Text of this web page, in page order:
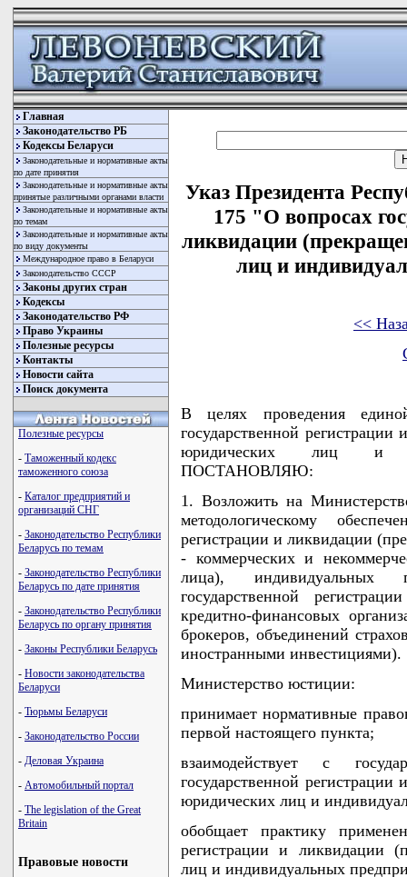
Главная
Законодательство РБ
Кодексы Беларуси
Законодательные и нормативные акты
по дате принятия
Законодательные и нормативные акты
принятые различными органами власти
Законодательные и нормативные акты
по темам
Законодательные и нормативные акты
по виду документы
Международное право в Беларуси
Законодательство СССР
Законы других стран
Кодексы
Законодательство РФ
Право Украины
Полезные ресурсы
Контакты
Новости сайта
Поиск документа
Полезные ресурсы
- Таможенный кодекс
таможенного союза
- Каталог предприятий и
организаций СНГ
- Законодательство Республики
Беларусь по темам
- Законодательство Республики
Беларусь по дате принятия
- Законодательство Республики
Беларусь по органу принятия
- Законы Республики Беларусь
- Новости законодательства
Беларуси
- Тюрьмы Беларуси
- Законодательство России
- Деловая Украина
- Автомобильный портал
- The legislation of the Great
Britain
Правовые новости
Указ Президента
175 "О вопросах
ликвидации
лиц и
<<
В целях проведения
государственной
юридических лиц и
ПОСТАНОВЛЯЮ:
1. Возложить на
методологическому
регистрации и ликвидации
- коммерческих и
лица), индивидуальных
государственной
кредитно-финансовых
брокеров, объединений
иностранными инвестициями).
Министерство юстиции:
принимает нормативные
первой настоящего пункта;
взаимодействует с
государственной
юридических лиц и
обобщает практику
регистрации и ликвидации
лиц и индивидуальных